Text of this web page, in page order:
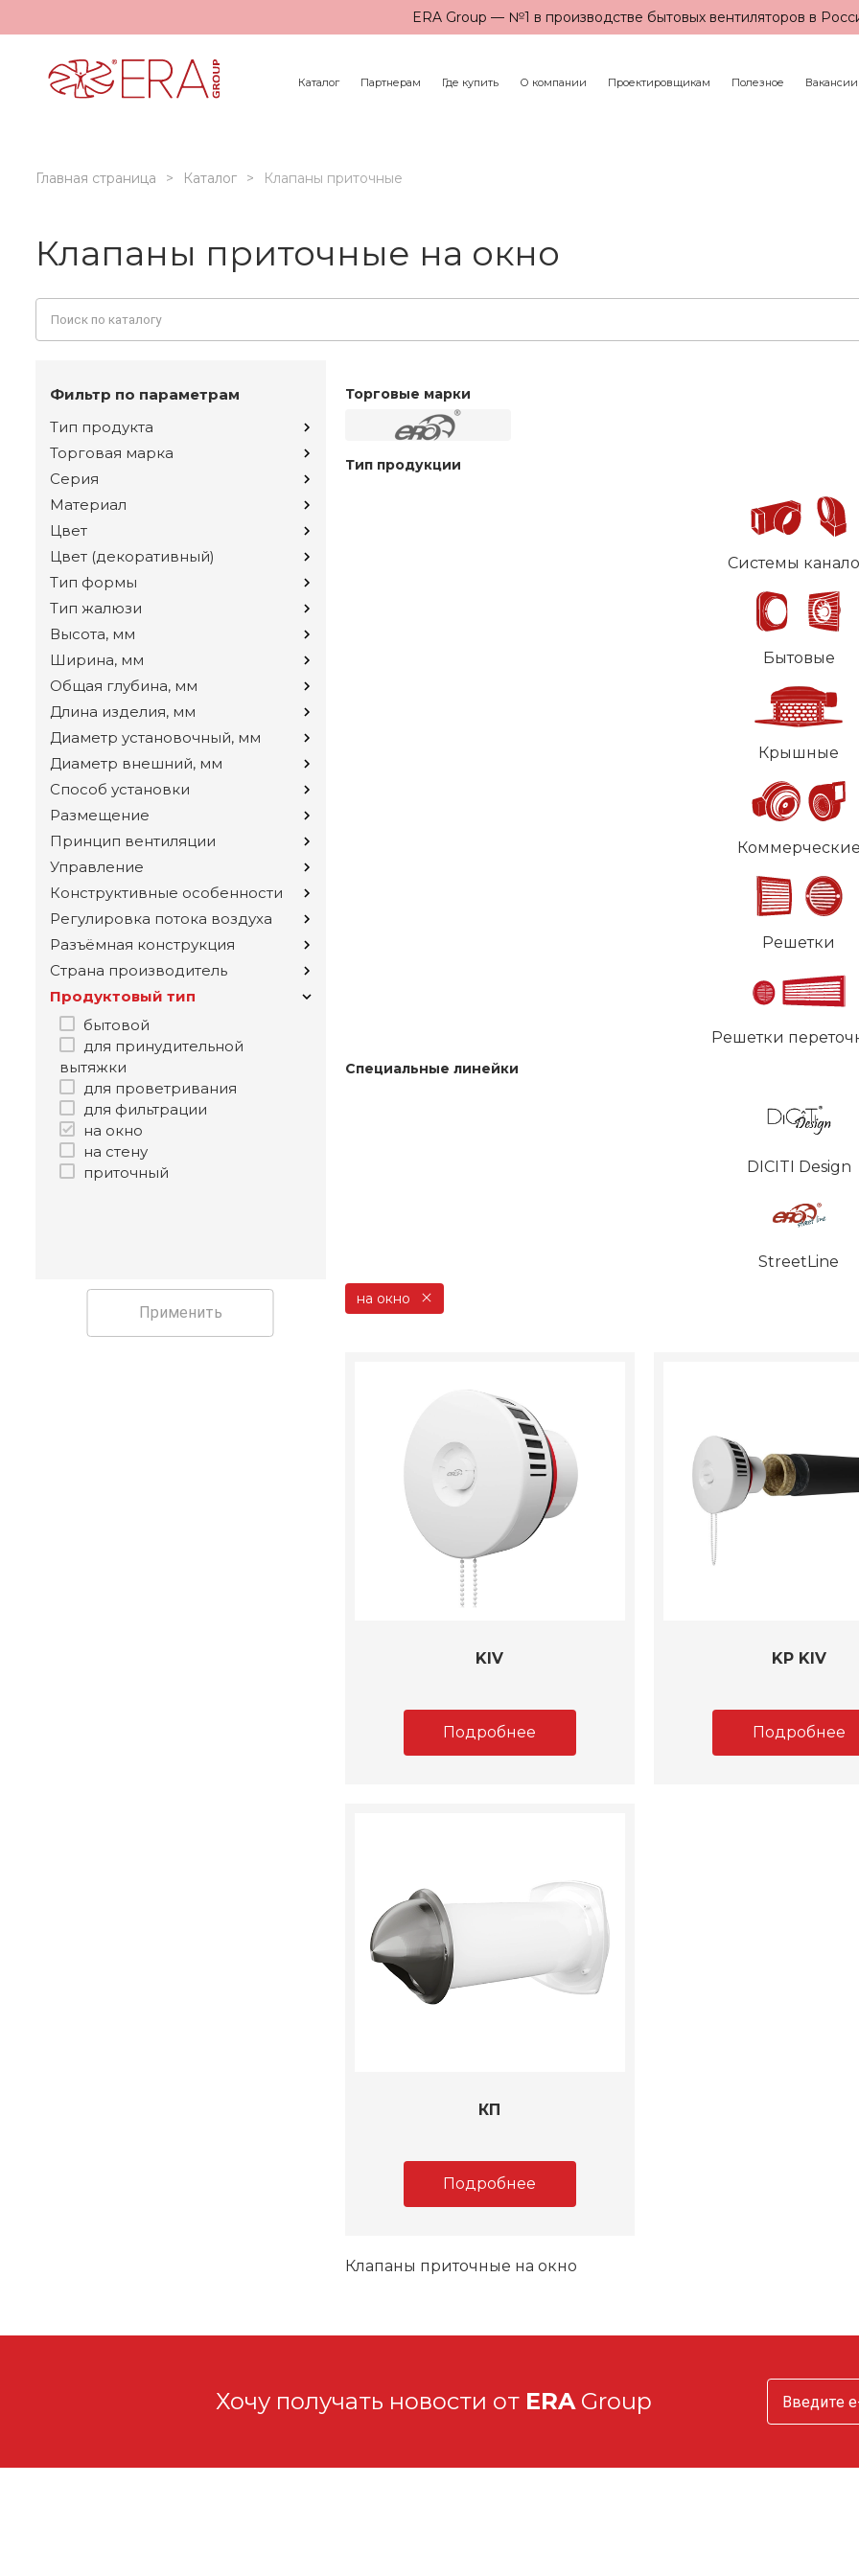
ERA Group — №1 в производстве бытовых вентиляторов в
Каталог Партнерам Где купить О компании Проектировщикам Полезное Вакансии
Главная страница Каталог Клапаны приточные
Клапаны приточные на окно
Фильтр по параметрам
Тип продукта
Торговая марка
Серия
Материал
Цвет
Цвет (декоративный)
Тип формы
Тип жалюзи
Высота, мм
Ширина, мм
Общая глубина, мм
Длина изделия, мм
Диаметр установочный, мм
Диаметр внешний, мм
Способ установки
Размещение
Принцип вентиляции
Управление
Конструктивные особенности
Регулировка потока воздуха
Разъёмная конструкция
Страна производитель
Продуктовый тип
бытовой
для принудительной
вытяжки
для проветривания
для фильтрации
на окно
на стену
приточный
Применить
Торговые марки
Тип продукции
Системы
Бытовые
Крышные
Решетки
Решетки
Специальные линейки
DICITI Design
StreetLine
на окно
KIV
Подробнее
KP KIV
Подробнее
КП
Подробнее
Клапаны приточные на окно
Хочу получать новости от ERAGroup